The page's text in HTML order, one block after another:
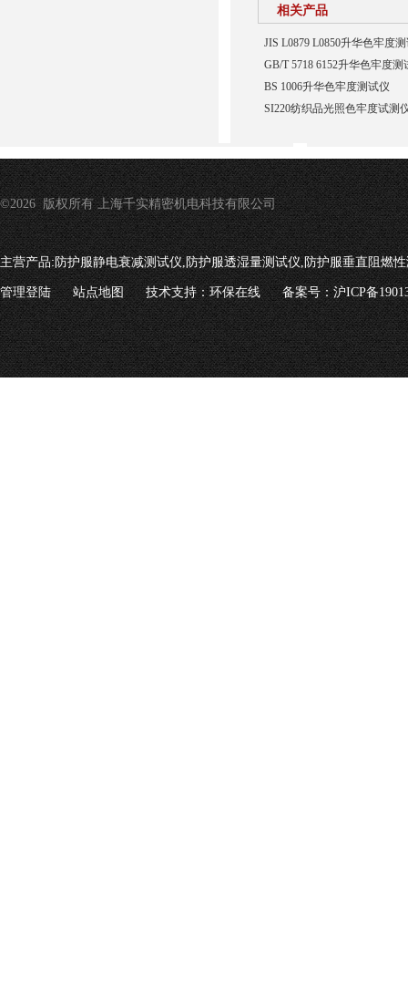
相关产品
JIS L0879 L0850升华色牢度
GB/T 5718 6152升华色牢度测
BS 1006升华色牢度测试仪
SI220纺织品光照色牢度试测
©2026 版权所有 上海千实精密机电科技有限公司
主营产品:防护服静电衰减测试仪,防护服透湿量测试仪,防护服垂直阻燃
管理登陆 站点地图 技术支持：环保在线 备案号：沪ICP备